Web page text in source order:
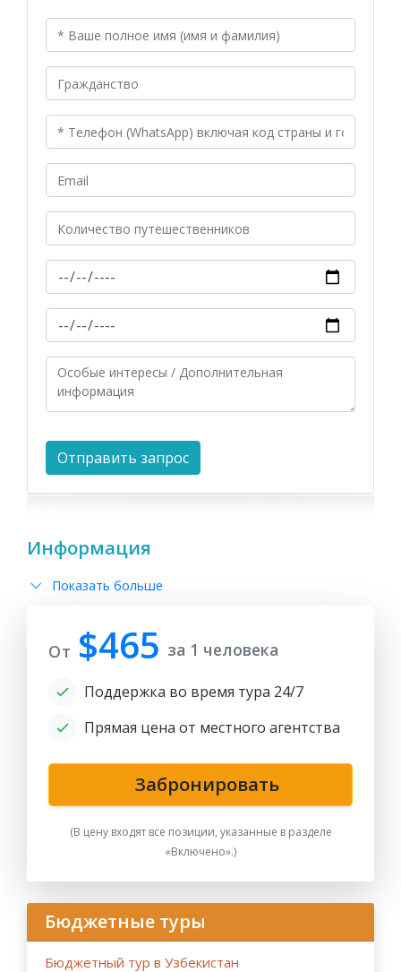
Информация
Показать больше
От $465 за 1 человека
Поддержка во время тура 24/7
Прямая цена от местного агентства
Забронировать
(В цену входят все позиции, указанные в разделе
«Включено».)
Бюджетные туры
Бюджетный тур в Узбекистан